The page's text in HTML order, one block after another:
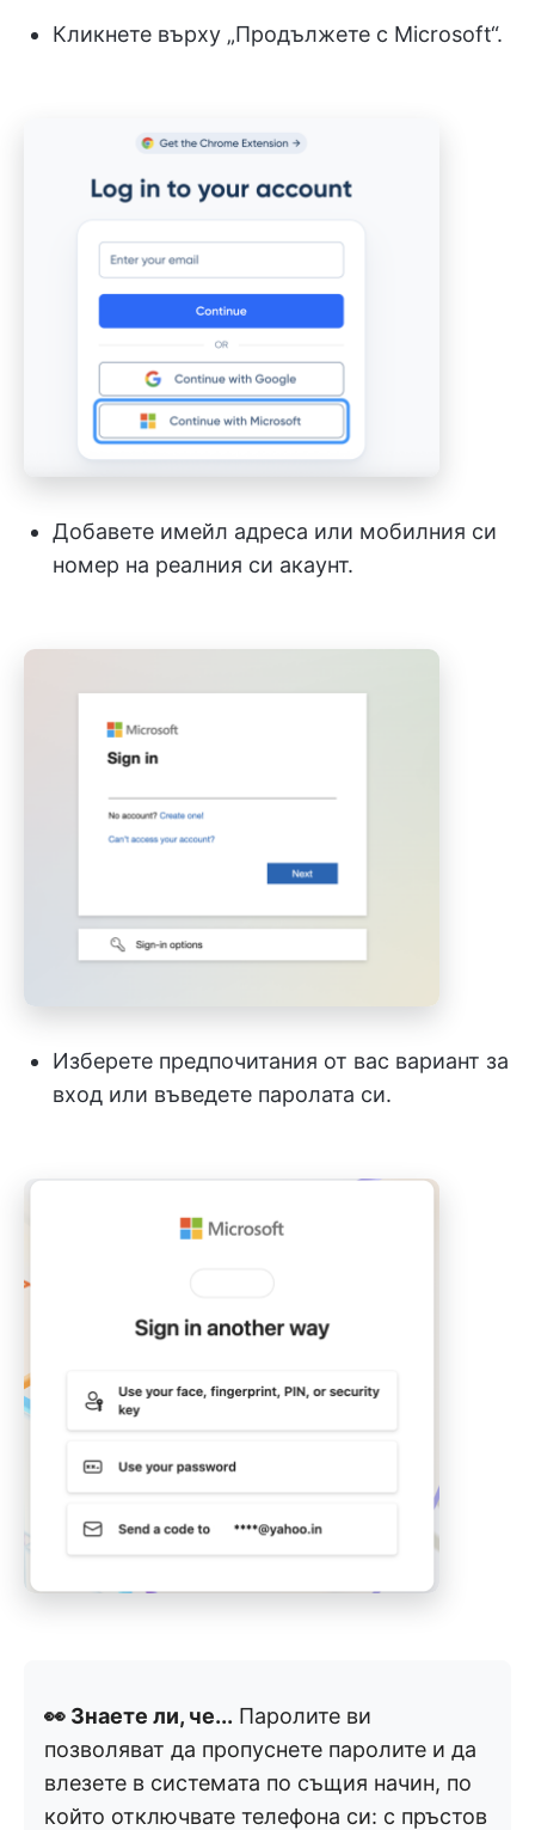
Кликнете върху „Продължете с Microsoft“.
Добавете имейл адреса или мобилния си
номер на реалния си акаунт.
Изберете предпочитания от вас вариант за
вход или въведете паролата си.
👀 Знаете ли, че... Паролите ви
позволяват да пропуснете паролите и да
влезете в системата по същия начин, по
който отключвате телефона си: с пръстов